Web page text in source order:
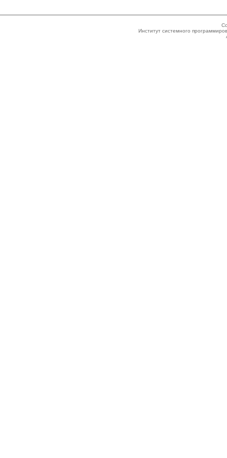
Институт системного